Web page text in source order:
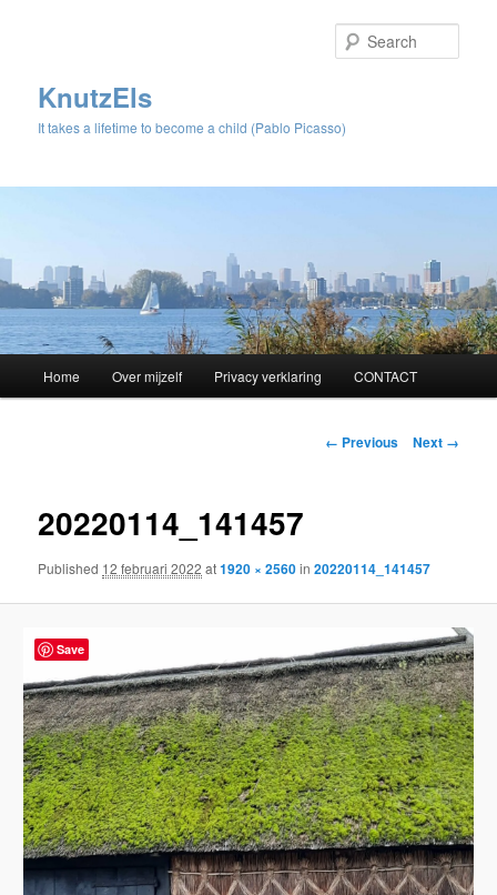
KnutzEls
It takes a lifetime to become a child (Pablo Picasso)
Skip
content
Home Over mijzelf Privacy verklaring CONTACT
Image
← Previous Next →
20220114_141457
Published 12 februari 2022 at1920 × 2560in20220114_141457
Save